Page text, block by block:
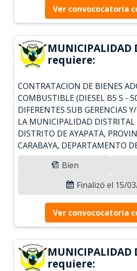
Ver convococatoria
MUNICIPALIDAD
requiere:
CONTRATACION DE BIENES
COMBUSTIBLE (DIESEL B5 S -
DIFERENTES SUB GERENCIAS
LA MUNICIPALIDAD DISTRITAL
DISTRITO DE AYAPATA,
CARABAYA, DEPARTAMENTO
Bien
Finalizó el 15/
Ver convococatoria
MUNICIPALIDAD
requiere: